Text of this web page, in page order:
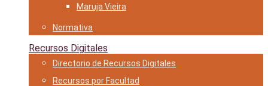
Maruja Vieira
Normativa
Recursos Digitales
Directorio de Recursos Digitales
Recursos por Facultad